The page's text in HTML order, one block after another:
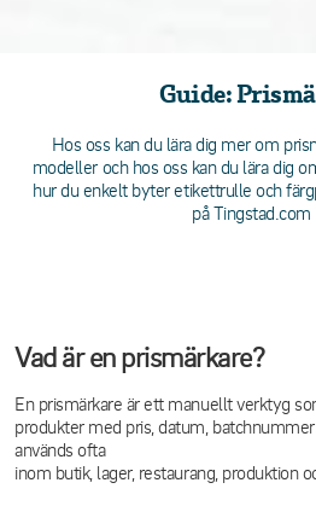
Guide:
Hos oss kan du lära dig mer om
modeller och hos oss kan du lära dig
hur du enkelt byter etikettrulle och
på Tingstad.com
Vad är en prismärkare?
En prismärkare är ett manuellt verktyg
produkter med pris, datum,
används ofta
inom butik, lager, restaurang, produktion